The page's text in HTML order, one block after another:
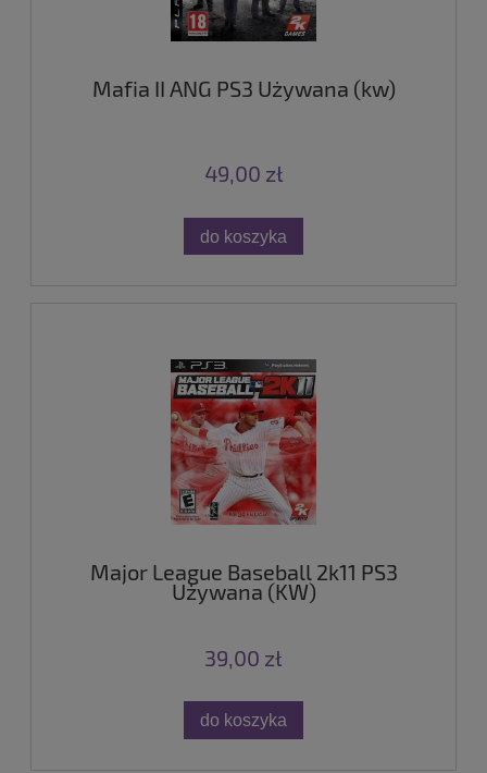
Mafia II ANG PS3 Używana (kw)
49,00 zł
do koszyka
Major League Baseball 2k11 PS3
Używana (KW)
39,00 zł
do koszyka